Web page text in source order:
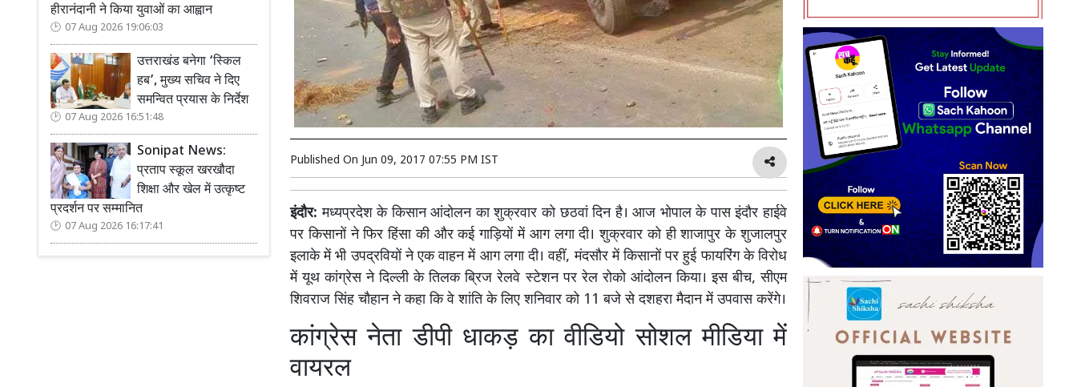
हीरानंदानी ने किया युवाओं का आह्वान
07 Aug 2026 19:06:03
उत्तराखंड बनेगा ‘स्किल
हब’, मुख्य सचिव ने दिए
समन्वित प्रयास के निर्देश
07 Aug 2026 16:51:48
Sonipat News:
प्रताप स्कूल खरखौदा
शिक्षा और खेल में उत्कृष्ट
प्रदर्शन पर सम्मानित
07 Aug 2026 16:17:41
Published On Jun 09, 2017 07:55 PM IST
इंदौर: मध्यप्रदेश के किसान आंदोलन का शुक्रवार को छठवां दिन है। आज भोपाल के पास इंदौर हाईवे
पर किसानों ने फिर हिंसा की और कई गाड़ियों में आग लगा दी। शुक्रवार को ही शाजापुर के शुजालपुर
इलाके में भी उपद्रवियों ने एक वाहन में आग लगा दी। वहीं, मंदसौर में किसानों पर हुई फायरिंग के विरोध
में यूथ कांग्रेस ने दिल्ली के तिलक ब्रिज रेलवे स्टेशन पर रेल रोको आंदोलन किया। इस बीच, सीएम
शिवराज सिंह चौहान ने कहा कि वे शांति के लिए शनिवार को 11 बजे से दशहरा मैदान में उपवास करेंगे।
कांग्रेस नेता डीपी धाकड़ का वीडियो सोशल मीडिया में
वायरल